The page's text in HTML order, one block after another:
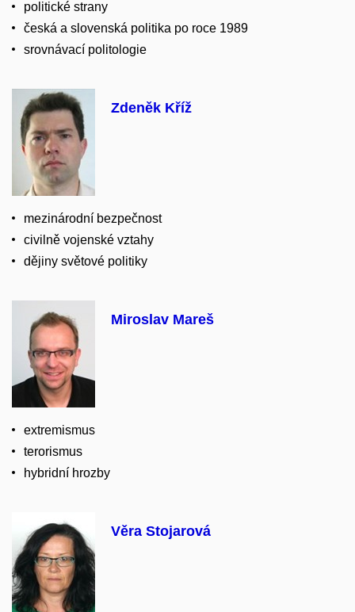
politické strany
česká a slovenská politika po roce 1989
srovnávací politologie
Zdeněk Kříž
mezinárodní bezpečnost
civilně vojenské vztahy
dějiny světové politiky
Miroslav Mareš
extremismus
terorismus
hybridní hrozby
Věra Stojarová